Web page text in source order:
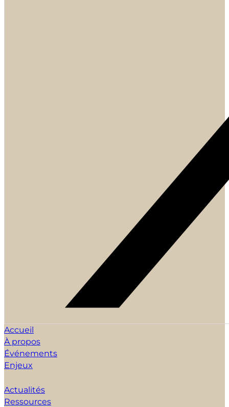
Accueil
À propos
Événements
Enjeux
Actualités
Ressources